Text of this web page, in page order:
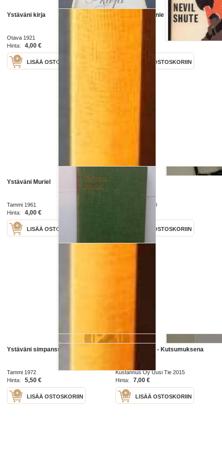
Ystäväni kirja
Otava 1921
Hinta:
4,00 €
LISÄÄ OSTOSKORIIN
Ystäväni Johnnie
LISÄÄ OSTOSKORIIN
Ystäväni Muriel
Tammi 1961
Hinta:
4,00 €
LISÄÄ OSTOSKORIIN
Kirjayhtymä 1970
LISÄÄ OSTOSKORIIN
Ystäväni simpanssit
Tammi 1972
Hinta:
5,50 €
LISÄÄ OSTOSKORIIN
Ystäväni Seija - Kutsumuksena
Kustannus Oy Uusi Tie 2015
Hinta:
7,00 €
LISÄÄ OSTOSKORIIN